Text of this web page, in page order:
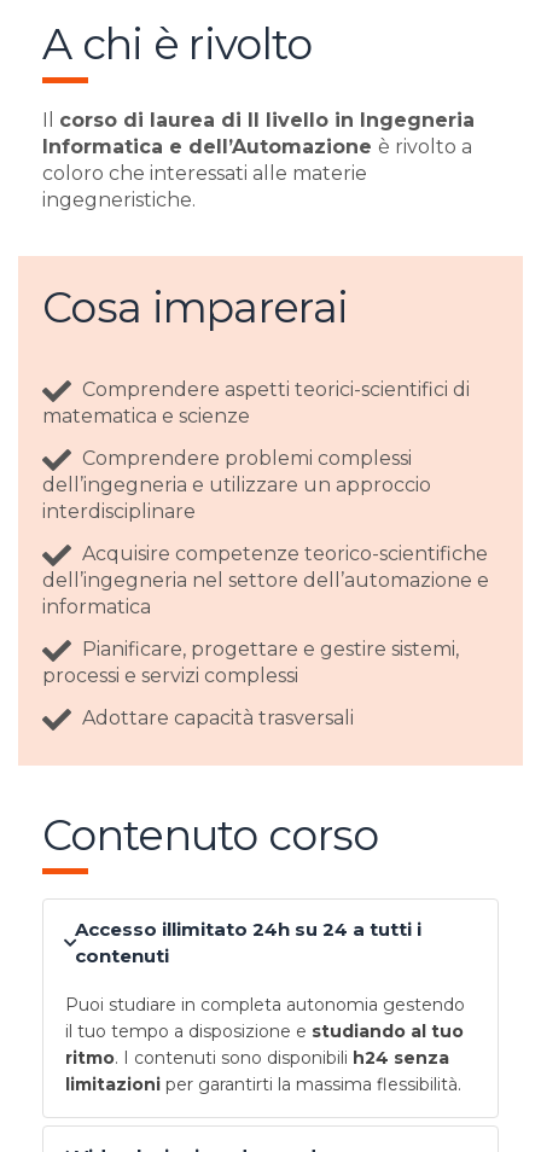
A chi è rivolto
corso di laurea di II livello in Ingegneria
Informatica e dell’Automazione è rivolto a
coloro che interessati alle materie
ingegneristiche.
Cosa imparerai
Comprendere aspetti teorici-scientifici di
matematica e scienze
Comprendere problemi complessi
dell’ingegneria e utilizzare un approccio
interdisciplinare
Acquisire competenze teorico-scientifiche
dell’ingegneria nel settore dell’automazione e
informatica
Pianificare, progettare e gestire sistemi,
processi e servizi complessi
Adottare capacità trasversali
Contenuto corso
Accesso illimitato 24h su 24 a tutti i
contenuti
Puoi studiare in completa autonomia gestendo
il tuo tempo a disposizione e studiando al tuo
ritmo. I contenuti sono disponibili h24 senza
limitazioni per garantirti la massima flessibilità.